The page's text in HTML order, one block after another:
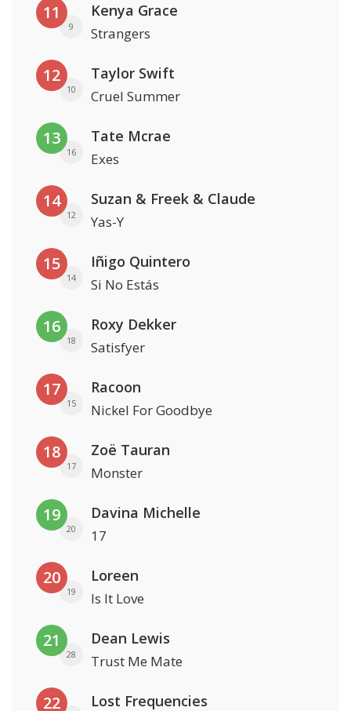
11
9
Kenya Grace
Strangers
12
10
Taylor Swift
Cruel Summer
13
16
Tate Mcrae
Exes
14
12
Suzan & Freek & Claude
Yas-Y
15
14
Iñigo Quintero
Si No Estás
16
18
Roxy Dekker
Satisfyer
17
15
Racoon
Nickel For Goodbye
18
17
Zoë Tauran
Monster
19
20
Davina Michelle
17
20
19
Loreen
Is It Love
21
28
Dean Lewis
Trust Me Mate
22 Lost Frequencies